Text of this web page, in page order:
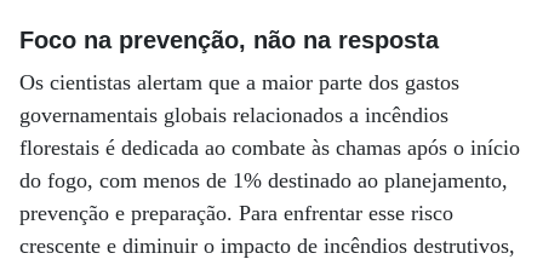
Foco na prevenção, não na resposta
Os cientistas alertam que a maior parte dos gastos
governamentais globais relacionados a incêndios
florestais é dedicada ao combate às chamas após o início
do fogo, com menos de 1% destinado ao planejamento,
prevenção e preparação. Para enfrentar esse risco
crescente e diminuir o impacto de incêndios destrutivos,